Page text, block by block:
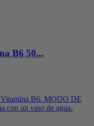
B6 50...
B6. MODO DE
con un vaso de agua.